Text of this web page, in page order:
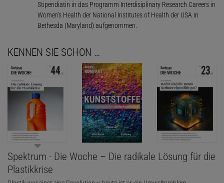
Stipendiatin in das Programm Interdisiplinary Research Careers in
Women's Health der National Institutes of Health der USA in
Bethesda (Maryland) aufgenommen.
KENNEN SIE SCHON …
Spektrum - Die Woche – Die radikale Lösung für die
Plastikkrise